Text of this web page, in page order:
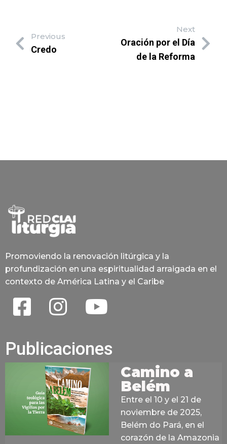
Previous
Credo
Next
Oración por el Día
de la Reforma
Promoviendo la renovación litúrgica y la
profundización en una espiritualidad arraigada en el
contexto de América Latina y el Caribe
Publicaciones
Camino a
Belém
Entre el 10 y el 21 de
noviembre de 2025,
Belém do Pará, en el
corazón de la Amazonia